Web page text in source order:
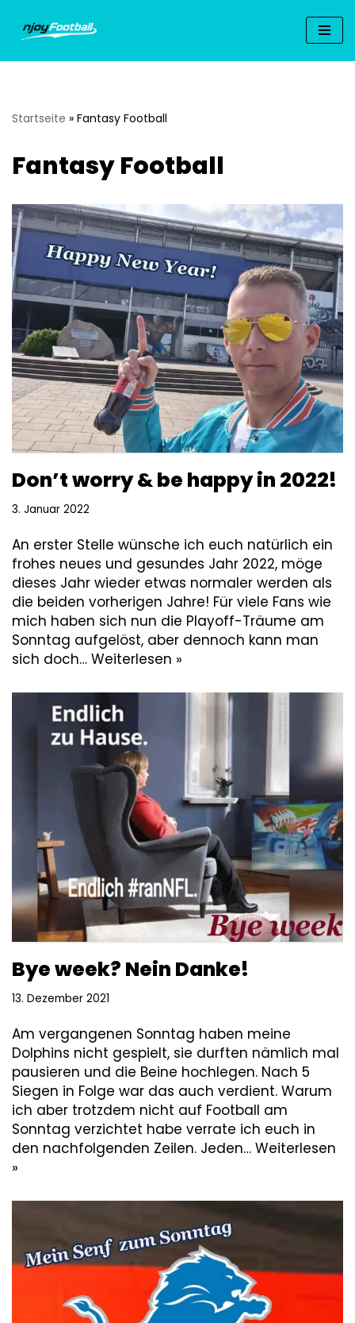
Zum
Inhalt
Startseite » Fantasy Football
Fantasy Football
Don’t worry & be happy in 2022!
3. Januar 2022
An erster Stelle wünsche ich euch natürlich ein
frohes neues und gesundes Jahr 2022, möge
dieses Jahr wieder etwas normaler werden als
die beiden vorherigen Jahre! Für viele Fans wie
mich haben sich nun die Playoff-Träume am
Sonntag aufgelöst, aber dennoch kann man
sich doch… Weiterlesen »
Bye week? Nein Danke!
13. Dezember 2021
Am vergangenen Sonntag haben meine
Dolphins nicht gespielt, sie durften nämlich mal
pausieren und die Beine hochlegen. Nach 5
Siegen in Folge war das auch verdient. Warum
ich aber trotzdem nicht auf Football am
Sonntag verzichtet habe verrate ich euch in
den nachfolgenden Zeilen. Jeden… Weiterlesen
»